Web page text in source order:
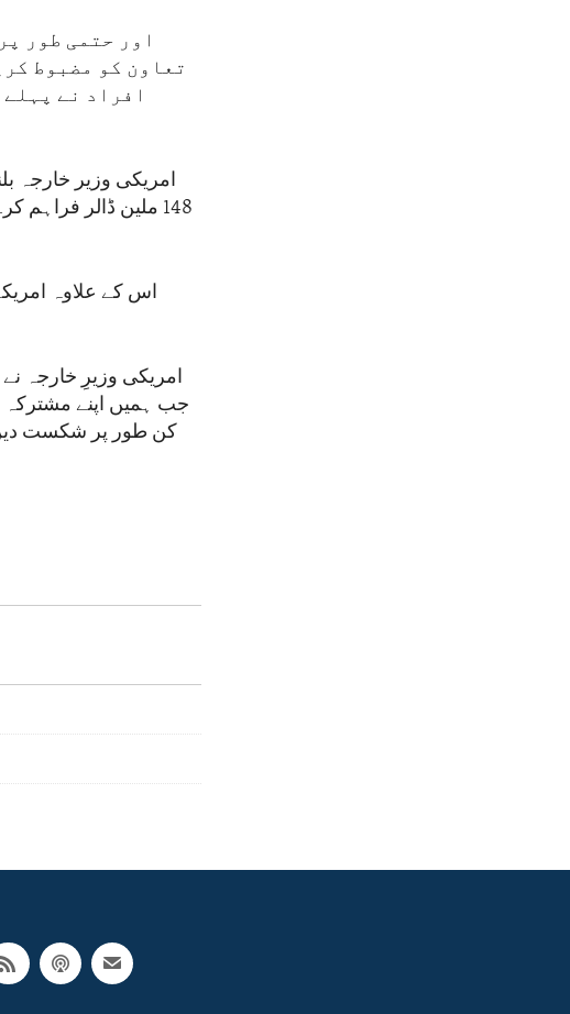
اور حتمی طور
تعاون کو مضبوط
افراد نے
امریکی وزیر خارجہ
148 ملین ڈالر
اس کے علاوہ
امریکی وزیرِ خارجہ
جب ہمیں اپنے
کن طور پر شکست دیں